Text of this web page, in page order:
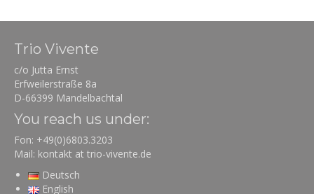
Trio Vivente
c/o Jutta Ernst
Erfweilerstraße 8a
D-66399 Mandelbachtal
You reach us under:
Fon: +49(0)6803.3203
Mail: kontakt at trio-vivente.de
Deutsch
English